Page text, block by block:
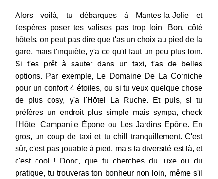
Alors voilà, tu débarques à Mantes-la-Jolie et
t'espères poser tes valises pas trop loin. Bon, côté
hôtels, on peut pas dire que t'as un choix au pied de la
gare, mais t'inquiète, y'a ce qu'il faut un peu plus loin.
Si t'es prêt à sauter dans un taxi, t'as de belles
options. Par exemple, Le Domaine De La Corniche
pour un confort 4 étoiles, ou si tu veux quelque chose
de plus cosy, y'a l'Hôtel La Ruche. Et puis, si tu
préfères un endroit plus simple mais sympa, check
l'Hôtel Campanile Épone ou Les Jardins Epône. En
gros, un coup de taxi et tu chill tranquillement. C'est
sûr, c'est pas jouable à pied, mais la diversité est là, et
c'est cool ! Donc, que tu cherches du luxe ou du
pratique, tu trouveras ton bonheur non loin, même s'il